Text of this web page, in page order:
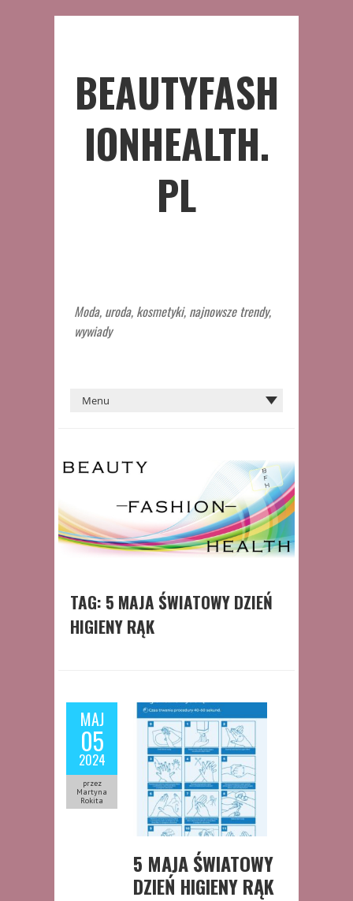
BEAUTYFASH
IONHEALTH.
PL
Moda, uroda, kosmetyki, najnowsze trendy,
wywiady
TAG: 5 MAJA ŚWIATOWY DZIEŃ
HIGIENY RĄK
MAJ
05
2024
przez
Martyna
Rokita
5 MAJA ŚWIATOWY
DZIEŃ HIGIENY RĄK